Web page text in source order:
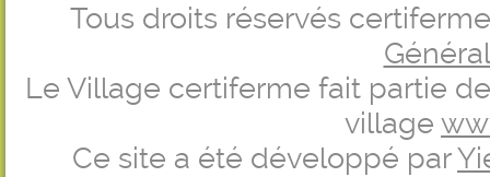
Tous droits réservés
Le Village certiferme fait partie
village
Ce site a été développé par